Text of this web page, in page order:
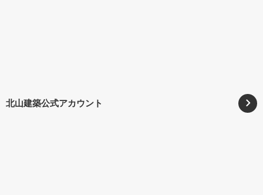
北山建築公式アカウント